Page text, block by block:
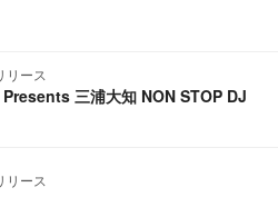
リース
三浦大知 NON STOP DJ
リース